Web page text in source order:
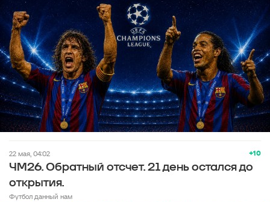
+10
22 мая, 04:02
ЧМ26. Обратный отсчет. 21 день остался до
открытия.
Футбол данный нам